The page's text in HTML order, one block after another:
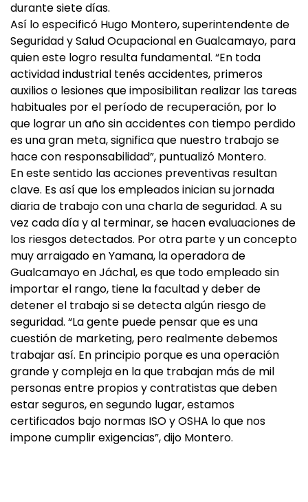
durante siete días.
Así lo especificó Hugo Montero, superintendente de
Seguridad y Salud Ocupacional en Gualcamayo, para
quien este logro resulta fundamental. “En toda
actividad industrial tenés accidentes, primeros
auxilios o lesiones que imposibilitan realizar las tareas
habituales por el período de recuperación, por lo
que lograr un año sin accidentes con tiempo perdido
es una gran meta, significa que nuestro trabajo se
hace con responsabilidad”, puntualizó Montero.
En este sentido las acciones preventivas resultan
clave. Es así que los empleados inician su jornada
diaria de trabajo con una charla de seguridad. A su
vez cada día y al terminar, se hacen evaluaciones de
los riesgos detectados. Por otra parte y un concepto
muy arraigado en Yamana, la operadora de
Gualcamayo en Jáchal, es que todo empleado sin
importar el rango, tiene la facultad y deber de
detener el trabajo si se detecta algún riesgo de
seguridad. “La gente puede pensar que es una
cuestión de marketing, pero realmente debemos
trabajar así. En principio porque es una operación
grande y compleja en la que trabajan más de mil
personas entre propios y contratistas que deben
estar seguros, en segundo lugar, estamos
certificados bajo normas ISO y OSHA lo que nos
impone cumplir exigencias”, dijo Montero.